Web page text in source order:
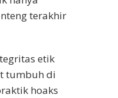
terakhir
etik
tumbuh di
hoaks